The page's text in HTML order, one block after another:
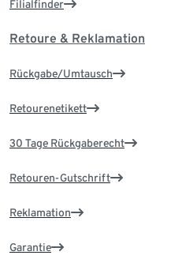
Filialfinder
Retoure & Reklamation
Rückgabe/Umtausch
Retourenetikett
30 Tage Rückgaberecht
Retouren-Gutschrift
Reklamation
Garantie